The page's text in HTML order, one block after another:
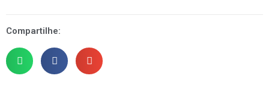
Compartilhe: